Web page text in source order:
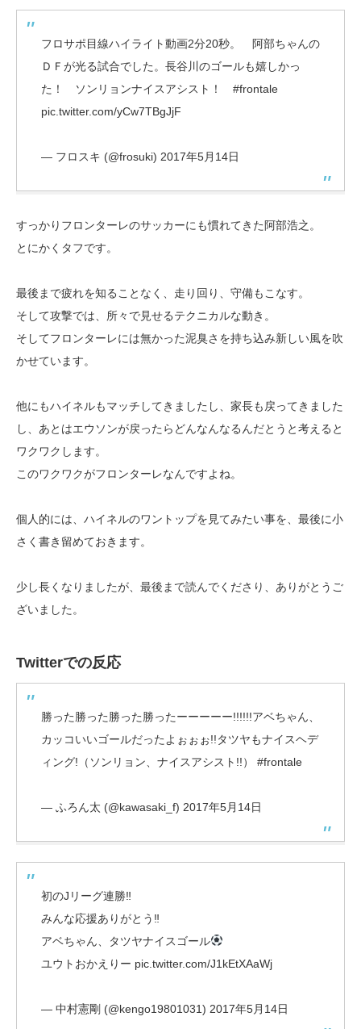
フロサポ目線ハイライト動画2分20秒。 阿部ちゃんの
ＤＦが光る試合でした。長谷川のゴールも嬉しかっ
た！ ソンリョンナイスアシスト！ #frontale
pic.twitter.com/yCw7TBgJjF
— フロスキ (@frosuki) 2017年5月14日
すっかりフロンターレのサッカーにも慣れてきた阿部浩之。
とにかくタフです。
最後まで疲れを知ることなく、走り回り、守備もこなす。
そして攻撃では、所々で見せるテクニカルな動き。
そしてフロンターレには無かった泥臭さを持ち込み新しい風を吹
かせています。
他にもハイネルもマッチしてきましたし、家長も戻ってきました
し、あとはエウソンが戻ったらどんなんなるんだとうと考えると
ワクワクします。
このワクワクがフロンターレなんですよね。
個人的には、ハイネルのワントップを見てみたい事を、最後に小
さく書き留めておきます。
少し長くなりましたが、最後まで読んでくださり、ありがとうご
ざいました。
Twitterでの反応
勝った勝った勝った勝ったーーーーー!!!!!!アベちゃん、
カッコいいゴールだったよぉぉぉ!!タツヤもナイスヘデ
ィング!（ソンリョン、ナイスアシスト!!） #frontale
— ふろん太 (@kawasaki_f) 2017年5月14日
初のJリーグ連勝‼︎
みんな応援ありがとう‼︎
アベちゃん、タツヤナイスゴール
ユウトおかえりー pic.twitter.com/J1kEtXAaWj
— 中村憲剛 (@kengo19801031) 2017年5月14日